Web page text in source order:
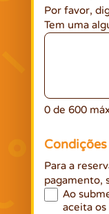
Por favor,
Tem uma
0 de 600
Para a
pagamento,
Ao
aceita os